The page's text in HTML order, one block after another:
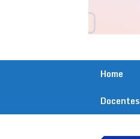
Home
Docentes